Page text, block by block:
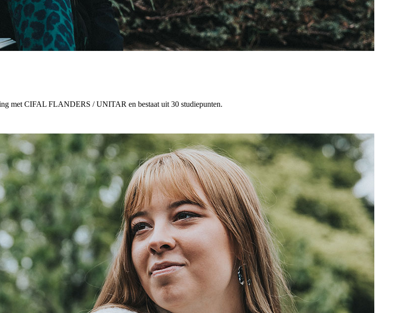
met CIFAL FLANDERS / UNITAR en bestaat uit 30 studiepunten.